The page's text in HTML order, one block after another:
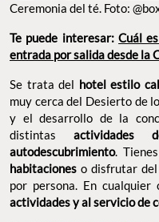
Ceremonia del té. Foto:
Te puede interesar:Cuál
entrada por salida desde la
Se trata del hotel estilo
muy cerca del Desierto de
y el desarrollo de la
distintasactividades
autodescubrimiento.
habitaciones o disfrutar del
por persona. En cualquier
actividades y al servicio de